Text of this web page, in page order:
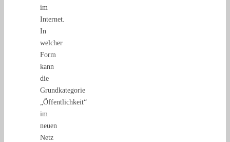
im
Internet.
In
welcher
Form
kann
die
Grundkategorie
„Öffentlichkeit“
im
neuen
Netz